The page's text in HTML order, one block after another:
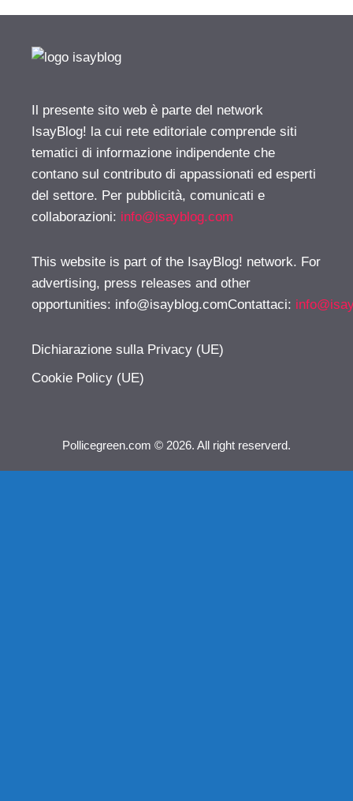
Il presente sito web è parte del network
IsayBlog! la cui rete editoriale comprende siti
tematici di informazione indipendente che
contano sul contributo di appassionati ed esperti
del settore. Per pubblicità, comunicati e
collaborazioni: info@isayblog.com
This website is part of the IsayBlog! network. For
advertising, press releases and other
opportunities: info@isayblog.comContattaci:
Dichiarazione sulla Privacy (UE)
Cookie Policy (UE)
Pollicegreen.com © 2026. All right reserverd.